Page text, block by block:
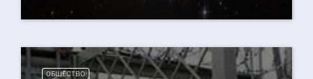
ОБЩЕСТВО